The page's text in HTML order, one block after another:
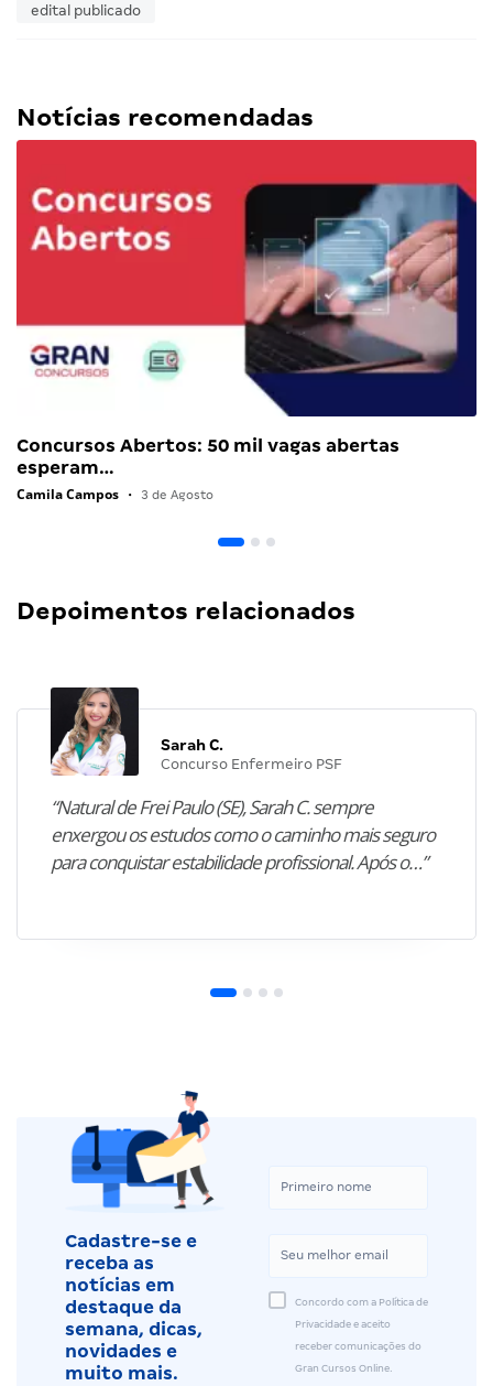
edital publicado
Notícias recomendadas
Concursos Abertos: 50 mil vagas abertas
esperam…
Camila Campos • 3 de Agosto
Depoimentos relacionados
Sarah C.
Concurso Enfermeiro PSF
“Natural de Frei Paulo (SE), Sarah C. sempre
enxergou os estudos como o caminho mais seguro
para conquistar estabilidade profissional. Após o…”
Cadastre-se e
receba as
notícias em
destaque da
semana, dicas,
novidades e
muito mais.
Concordo com a Política de
Privacidade e aceito
receber comunicações do
Gran Cursos Online.